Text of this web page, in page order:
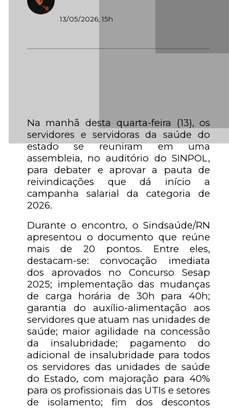
13/05/2026, 15h
Na manhã desta quarta-feira (13), os
servidores e servidoras da saúde do
estado se reuniram em uma
assembleia, no auditório do SINPOL,
para debater e aprovar a pauta de
reivindicações que dá início a
campanha salarial da categoria de
2026.
Durante o encontro, o Sindsaúde/RN
apresentou o documento que reúne
mais de 20 pontos. Entre eles,
destacam-se: convocação imediata
dos aprovados no Concurso Sesap
2025; implementação das mudanças
de carga horária de 30h para 40h;
garantia do auxílio-alimentação aos
servidores que atuam nas unidades de
saúde; maior agilidade na concessão
da insalubridade; pagamento do
adicional de insalubridade para todos
os servidores das unidades de saúde
do Estado, com majoração para 40%
para os profissionais das UTIs e setores
de isolamento; fim dos descontos